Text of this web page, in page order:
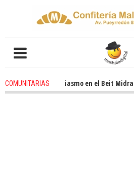
COMUNITARIASentusiasmo en el Beit Midrash